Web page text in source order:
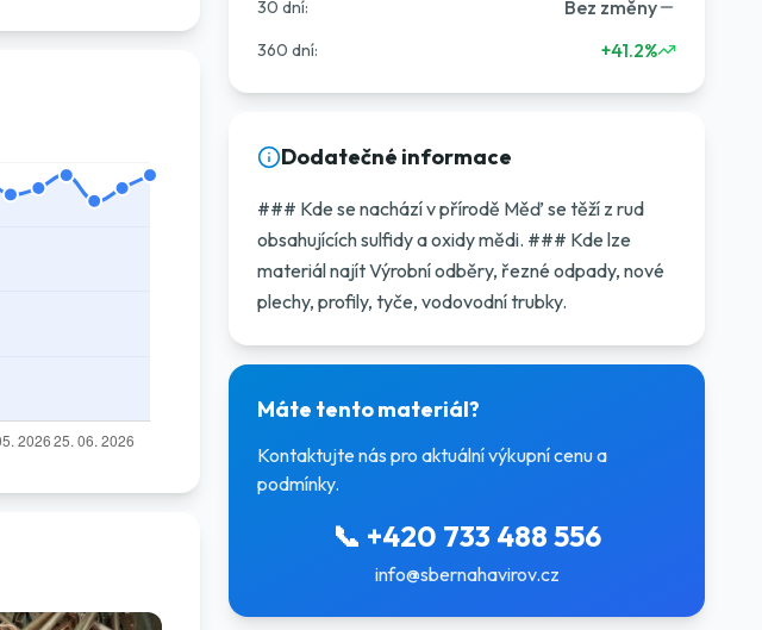
30 dní: Bez změny
360 dní: +41.2%
Dodatečné informace
### Kde se nachází v přírodě Měď se těží z rud
obsahujících sulfidy a oxidy mědi. ### Kde lze
materiál najít Výrobní odběry, řezné odpady, nové
plechy, profily, tyče, vodovodní trubky.
Máte tento materiál?
Kontaktujte nás pro aktuální výkupní cenu a
podmínky.
📞 +420 733 488 556
info@sbernahavirov.cz